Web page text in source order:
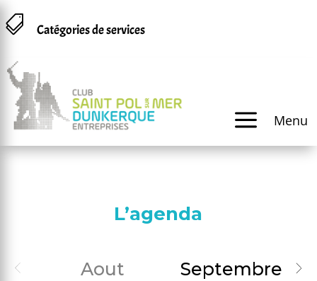
 Catégories de services
a Menu
L’agenda
Aout Septembre
Panneau de gestion des cookies